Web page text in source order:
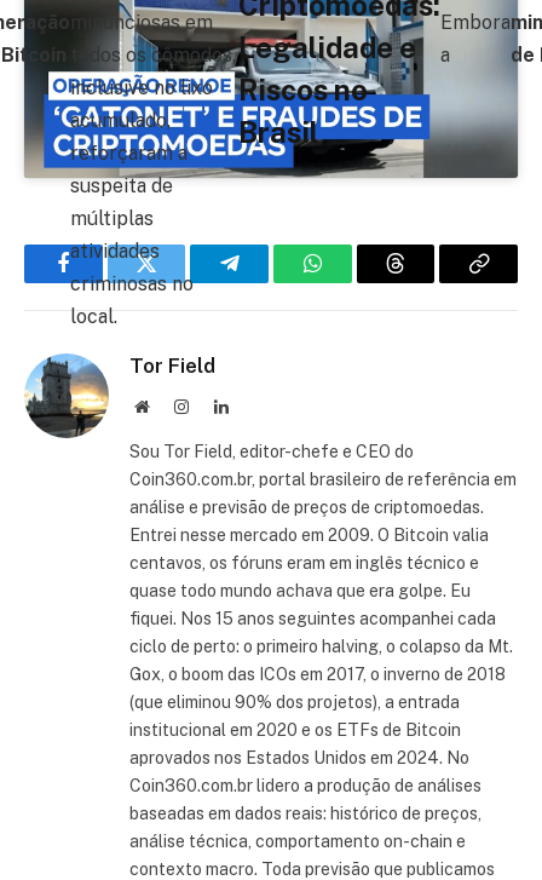
minunciosas em
todos os cômodos,
inclusive no lixo
acumulado,
reforçaram a
suspeita de
múltiplas
atividades
criminosas no
local.
Legalidade e
Riscos no
Brasil
Embora
a
de
FacebookTwitter TelegramWhatsAppThreads Copiar
Tor Field
Site InstagramLinkedIn
Sou Tor Field, editor-chefe e CEO do
Coin360.com.br, portal brasileiro de referência em
análise e previsão de preços de criptomoedas.
Entrei nesse mercado em 2009. O Bitcoin valia
centavos, os fóruns eram em inglês técnico e
quase todo mundo achava que era golpe. Eu
fiquei. Nos 15 anos seguintes acompanhei cada
ciclo de perto: o primeiro halving, o colapso da Mt.
Gox, o boom das ICOs em 2017, o inverno de 2018
(que eliminou 90% dos projetos), a entrada
institucional em 2020 e os ETFs de Bitcoin
aprovados nos Estados Unidos em 2024. No
Coin360.com.br lidero a produção de análises
baseadas em dados reais: histórico de preços,
análise técnica, comportamento on-chain e
contexto macro. Toda previsão que publicamos